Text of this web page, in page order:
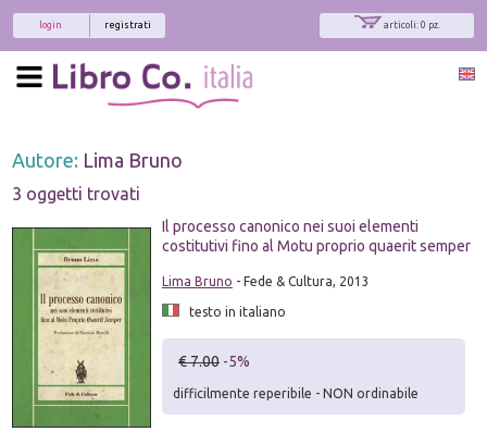
articoli: 0 pz.
registrati
login
Autore: Lima Bruno
3 oggetti trovati
Il processo canonico nei suoi elementi
costitutivi fino al Motu proprio quaerit semper
Lima Bruno - Fede & Cultura, 2013
testo in italiano
€ 7.00 -5%
difficilmente reperibile - NON ordinabile